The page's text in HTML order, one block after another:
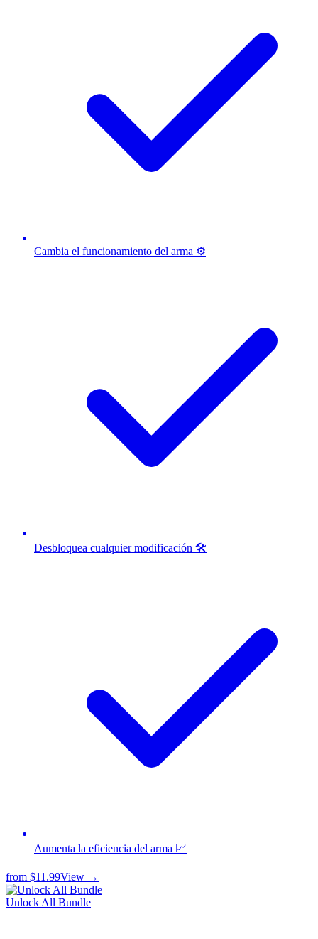
Cambia el funcionamiento del arma ⚙️
Desbloquea cualquier modificación 🛠️
Aumenta la eficiencia del arma 📈
from $11.99View →
Unlock All Bundle